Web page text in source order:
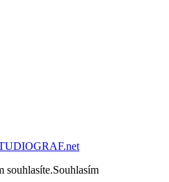
souhlasíte.Souhlasím